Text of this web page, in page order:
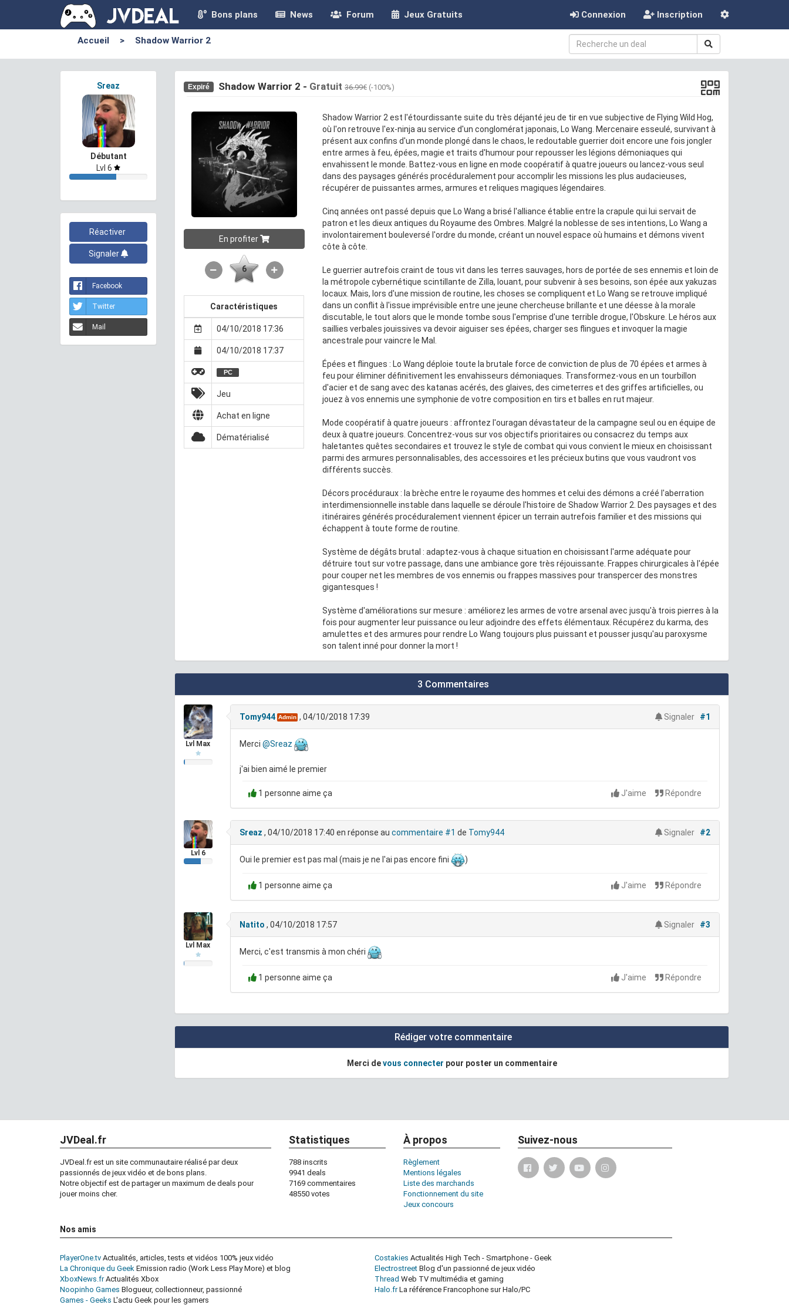
Bons plans News Forum Jeux Gratuits Connexion Inscription
Accueil > Shadow Warrior 2
Expiré Shadow Warrior 2 - Gratuit 36.99€ (-100%)
En profiter
6
Caractéristiques
04/10/2018 17:36
04/10/2018 17:37
PC
Jeu
Achat en ligne
Dématérialisé
Shadow Warrior 2 est l'étourdissante suite du très déjanté jeu de tir en vue subjective de Flying Wild Hog,
où l'on retrouve l'ex-ninja au service d'un conglomérat japonais, Lo Wang. Mercenaire esseulé, survivant à
présent aux confins d'un monde plongé dans le chaos, le redoutable guerrier doit encore une fois jongler
entre armes à feu, épées, magie et traits d'humour pour repousser les légions démoniaques qui
envahissent le monde. Battez-vous en ligne en mode coopératif à quatre joueurs ou lancez-vous seul
dans des paysages générés procéduralement pour accomplir les missions les plus audacieuses,
récupérer de puissantes armes, armures et reliques magiques légendaires.
Cinq années ont passé depuis que Lo Wang a brisé l'alliance établie entre la crapule qui lui servait de
patron et les dieux antiques du Royaume des Ombres. Malgré la noblesse de ses intentions, Lo Wang a
involontairement bouleversé l'ordre du monde, créant un nouvel espace où humains et démons vivent
côte à côte.
Le guerrier autrefois craint de tous vit dans les terres sauvages, hors de portée de ses ennemis et loin de
la métropole cybernétique scintillante de Zilla, louant, pour subvenir à ses besoins, son épée aux yakuzas
locaux. Mais, lors d'une mission de routine, les choses se compliquent et Lo Wang se retrouve impliqué
dans un conflit à l'issue imprévisible entre une jeune chercheuse brillante et une déesse à la morale
discutable, le tout alors que le monde tombe sous l'emprise d'une terrible drogue, l'Obskure. Le héros aux
saillies verbales jouissives va devoir aiguiser ses épées, charger ses flingues et invoquer la magie
ancestrale pour vaincre le Mal.
Épées et flingues : Lo Wang déploie toute la brutale force de conviction de plus de 70 épées et armes à
feu pour éliminer définitivement les envahisseurs démoniaques. Transformez-vous en un tourbillon
d'acier et de sang avec des katanas acérés, des glaives, des cimeterres et des griffes artificielles, ou
jouez à vos ennemis une symphonie de votre composition en tirs et balles en rut majeur.
Mode coopératif à quatre joueurs : affrontez l'ouragan dévastateur de la campagne seul ou en équipe de
deux à quatre joueurs. Concentrez-vous sur vos objectifs prioritaires ou consacrez du temps aux
haletantes quêtes secondaires et trouvez le style de combat qui vous convient le mieux en choisissant
parmi des armures personnalisables, des accessoires et les précieux butins que vous vaudront vos
différents succès.
Décors procéduraux : la brèche entre le royaume des hommes et celui des démons a créé l'aberration
interdimensionnelle instable dans laquelle se déroule l'histoire de Shadow Warrior 2. Des paysages et des
itinéraires générés procéduralement viennent épicer un terrain autrefois familier et des missions qui
échappent à toute forme de routine.
Système de dégâts brutal : adaptez-vous à chaque situation en choisissant l'arme adéquate pour
détruire tout sur votre passage, dans une ambiance gore très réjouissante. Frappes chirurgicales à l'épée
pour couper net les membres de vos ennemis ou frappes massives pour transpercer des monstres
gigantesques !
Système d'améliorations sur mesure : améliorez les armes de votre arsenal avec jusqu'à trois pierres à la
fois pour augmenter leur puissance ou leur adjoindre des effets élémentaux. Récupérez du karma, des
amulettes et des armures pour rendre Lo Wang toujours plus puissant et pousser jusqu'au paroxysme
son talent inné pour donner la mort !
Sreaz
Débutant
Lvl 6
Réactiver
Signaler
Facebook
Twitter
Mail
3 Commentaires
Lvl Max
Tomy944 Admin, 04/10/2018 17:39 Signaler #1
Merci @Sreaz
j'ai bien aimé le premier
1 personne aime ça J'aime Répondre
Lvl 6
Sreaz , 04/10/2018 17:40 en réponse au commentaire #1 de Tomy944 Signaler #2
Oui le premier est pas mal (mais je ne l'ai pas encore fini )
1 personne aime ça J'aime Répondre
Lvl Max
Natito , 04/10/2018 17:57 Signaler #3
Merci, c'est transmis à mon chéri
1 personne aime ça J'aime Répondre
Rédiger votre commentaire
Merci devous connecter pour poster un commentaire
JVDeal.fr
JVDeal.fr est un site communautaire réalisé par deux
passionnés de jeux vidéo et de bons plans.
Notre objectif est de partager un maximum de deals pour
jouer moins cher.
Statistiques
788 inscrits
9941 deals
7169 commentaires
48550 votes
À propos
Règlement
Mentions légales
Liste des marchands
Fonctionnement du site
Jeux concours
Suivez-nous
Nos amis
PlayerOne.tv Actualités, articles, tests et vidéos 100% jeux vidéo
La Chronique du Geek Emission radio (Work Less Play More) et blog
XboxNews.frActualités Xbox
Noopinho Games Blogueur, collectionneur, passionné
Games - Geeks L'actu Geek pour les gamers
Costakies Actualités High Tech - Smartphone - Geek
Electrostreet Blog d'un passionné de jeux vidéo
Thread Web TV multimédia et gaming
Halo.frLa référence Francophone sur Halo/PC